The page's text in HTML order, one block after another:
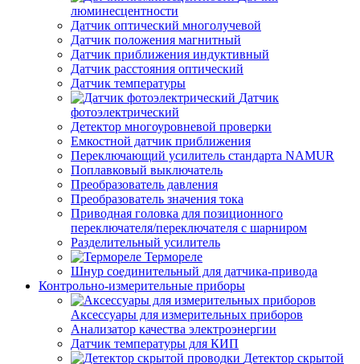
люминесцентности
Датчик оптический многолучевой
Датчик положения магнитный
Датчик приближения индуктивный
Датчик расстояния оптический
Датчик температуры
Датчик
фотоэлектрический
Детектор многоуровневой проверки
Емкостной датчик приближения
Переключающий усилитель стандарта NAMUR
Поплавковый выключатель
Преобразователь давления
Преобразователь значения тока
Приводная головка для позиционного
переключателя/переключателя с шарниром
Разделительный усилитель
Термореле
Шнур соединительный для датчика-привода
Контрольно-измерительные приборы
Аксессуары для измерительных приборов
Анализатор качества электроэнергии
Датчик температуры для КИП
Детектор скрытой